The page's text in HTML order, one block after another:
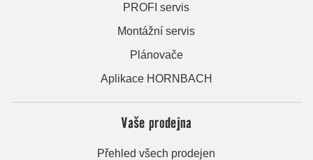
PROFI servis
Montážní servis
Plánovače
Aplikace HORNBACH
Vaše prodejna
Přehled všech prodejen